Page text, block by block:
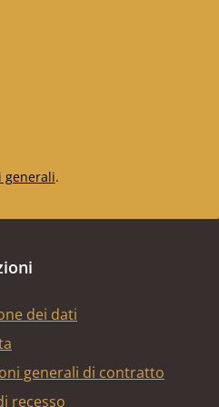
generali.
dei dati
generali di contratto
recesso